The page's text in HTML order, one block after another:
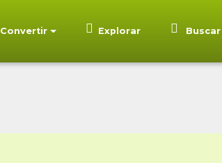
Convertir Explorar Buscar